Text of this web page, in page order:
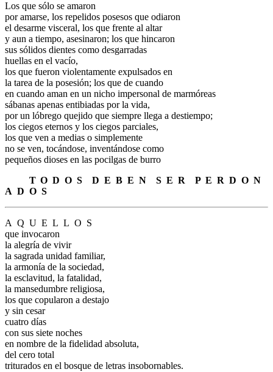
Los que sólo se amaron
por amarse, los repelidos posesos que odiaron
el desarme visceral, los que frente al altar
y aun a tiempo, asesinaron; los que hincaron
sus sólidos dientes como desgarradas
huellas en el vacío,
los que fueron violentamente expulsados en
la tarea de la posesión; los que de cuando
en cuando aman en un nicho impersonal de marmóreas
sábanas apenas entibiadas por la vida,
por un lóbrego quejido que siempre llega a destiempo;
los ciegos eternos y los ciegos parciales,
los que ven a medias o simplemente
no se ven, tocándose, inventándose como
pequeños dioses en las pocilgas de burro
T. O D O S D E B E N S E R P. E R D O N
A D O S
A Q U E L L O S
que invocaron
la alegría de vivir
la sagrada unidad familiar,
la armonía de la sociedad,
la esclavitud, la fatalidad,
la mansedumbre religiosa,
los que copularon a destajo
y sin cesar
cuatro días
con sus siete noches
en nombre de la fidelidad absoluta,
del cero total
triturados en el bosque de letras insobornables.